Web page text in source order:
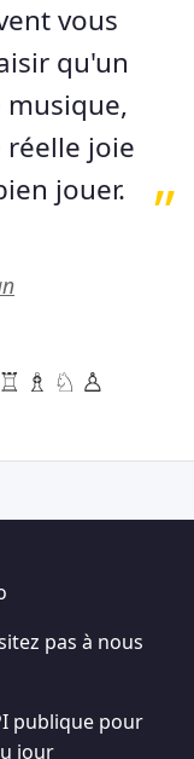
vous
qu'un
réelle joie
jouer.
pas à nous
publique pour
jour